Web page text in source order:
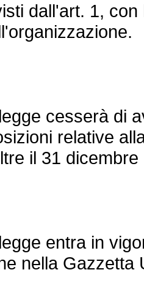
dall'art. 1, con
cesserà di
relative
il 31 dicembre
entra in
nella Gazzetta